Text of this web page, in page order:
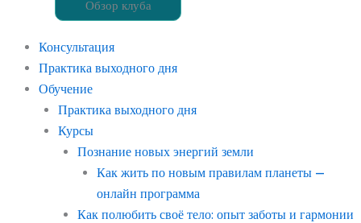
Обзор клуба
Консультация
Практика выходного дня
Обучение
Практика выходного дня
Курсы
Познание новых энергий земли
Как жить по новым правилам планеты —
онлайн программа
Как полюбить своё тело: опыт заботы и гармонии